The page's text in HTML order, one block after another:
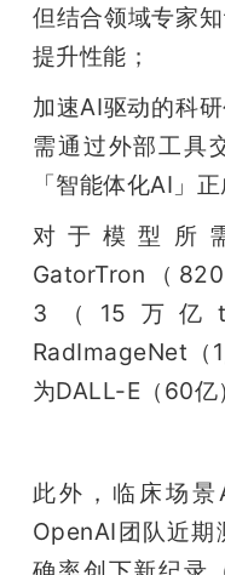
但结合领域专家
提升性能；
加速AI驱动的科
需通过外部工
「智能体化AI」
对于模型所
GatorTron（
3（15万亿
RadImageNet（
为DALL-E（60亿
此外，临床场
OpenAI团队近期